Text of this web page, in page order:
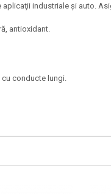
industriale şi auto.
antioxidant.
conducte lungi.